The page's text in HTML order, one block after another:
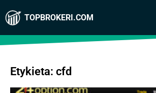
TOPBROKERI.COM
Etykieta: cfd